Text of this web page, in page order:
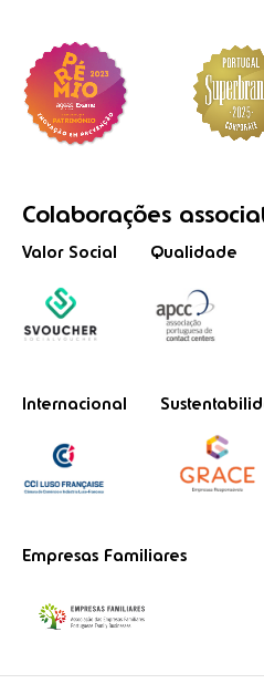
Colaborações
Valor Social Qualidade
Internacional
Empresas Familiares